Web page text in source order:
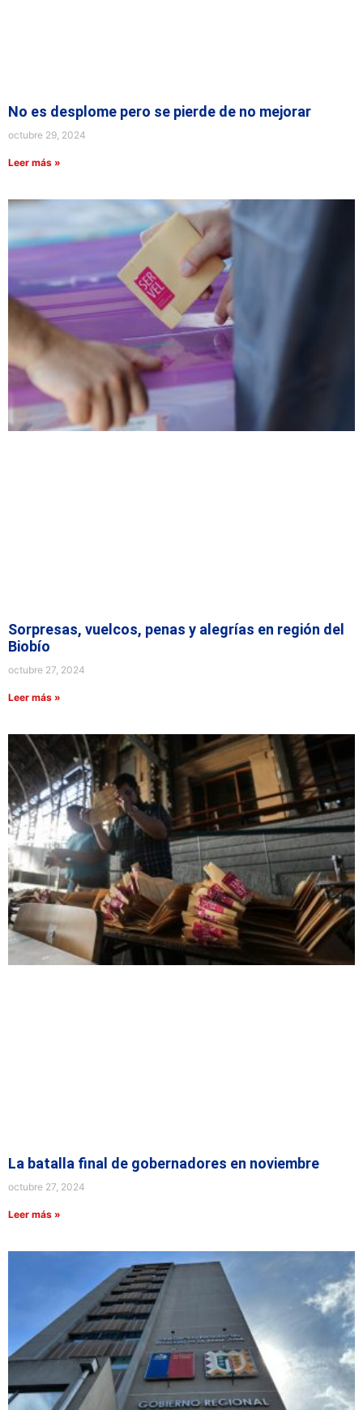
No es desplome pero se pierde de no mejorar
octubre 29, 2024
Leer más »
Sorpresas, vuelcos, penas y alegrías en región del
Biobío
octubre 27, 2024
Leer más »
La batalla final de gobernadores en noviembre
octubre 27, 2024
Leer más »